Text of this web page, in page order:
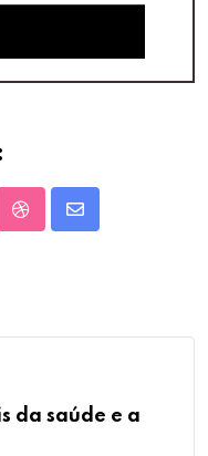
StumbleUpon
Share
da saúde e a